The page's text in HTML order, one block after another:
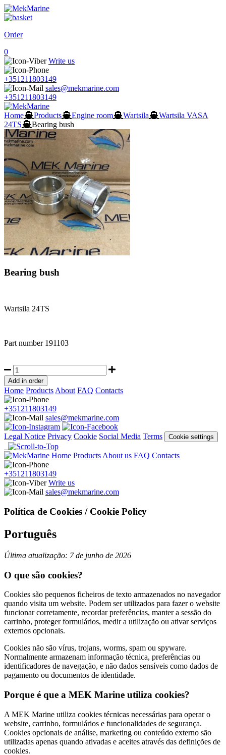
Order
0
Write us
+351211803149
sales@mekmarine.com
+351211803149
Home Products Engine room Wartsila
Wartsila VASA
24TS
Bearing bush
Bearing bush
Wartsila 24TS
Part number 191103
Home ProductsAbout FAQ Contacts
+351211803149
sales@mekmarine.com
Legal Notice Privacy Cookie Social Media Terms Cookie settings
Home ProductsAbout us FAQ Contacts
+351211803149
Write us
sales@mekmarine.com
Política de Cookies / Cookie Policy
Português
Última atualização: 7 de junho de 2026
O que são cookies?
Cookies são pequenos ficheiros de texto armazenados no navegador
quando visita um website. Podem ser utilizados para fazer o website
funcionar corretamente, recordar preferências, manter a sessão do
carrinho, proteger formulários, medir a utilização ou ativar serviços
externos opcionais.
Cookies não são vírus, trojans, worms, spam ou spyware.
Normalmente armazenam informação técnica, preferências ou
identificadores de navegação, e não dados sensíveis como dados de
pagamento ou documentos de identidade.
Porque é que a MEK Marine utiliza cookies?
A MEK Marine utiliza cookies técnicas necessárias para operar o
website, carrinho, formulários e funcionalidades de segurança.
Cookies opcionais de análise, marketing ou conteúdo externo são
utilizadas apenas quando ativadas e aceites através das definições de
cookies.